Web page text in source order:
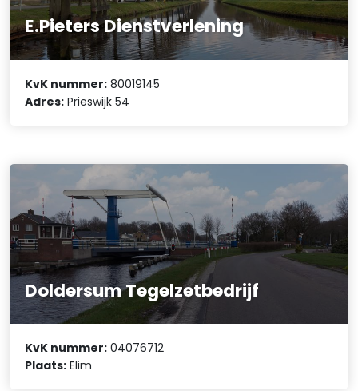
E.Pieters Dienstverlening
KvK nummer: 80019145
Adres: Prieswijk 54
Doldersum Tegelzetbedrijf
KvK nummer: 04076712
Plaats: Elim